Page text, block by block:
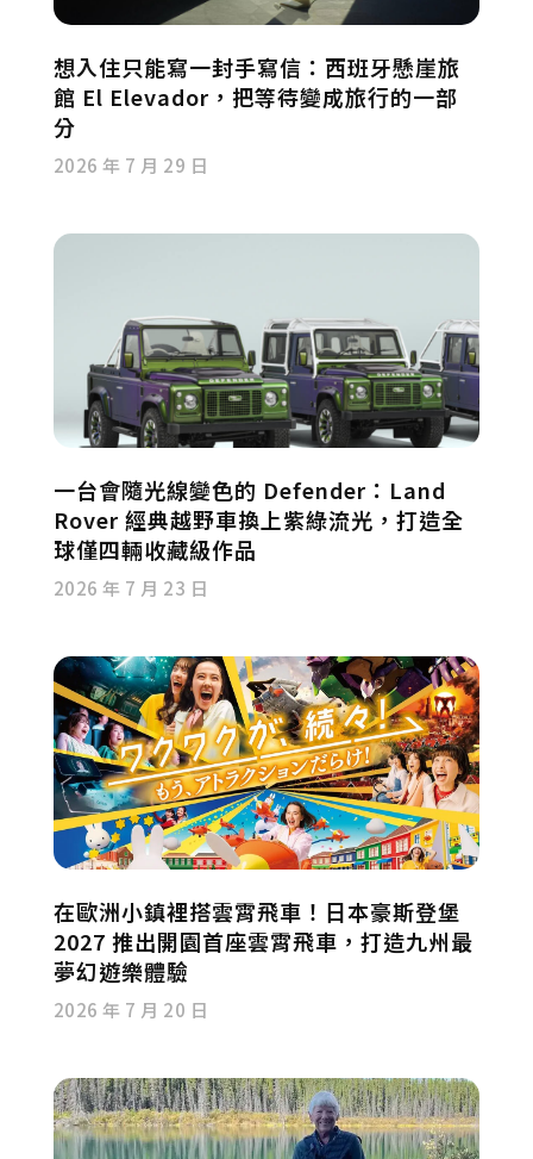
想入住只能寫一封手寫信：西班牙懸崖旅
館 El Elevador，把等待變成旅行的一部
分
2026 年 7 月 29 日
一台會隨光線變色的 Defender：Land
Rover 經典越野車換上紫綠流光，打造全
球僅四輛收藏級作品
2026 年 7 月 23 日
在歐洲小鎮裡搭雲霄飛車！日本豪斯登堡
2027 推出開園首座雲霄飛車，打造九州最
夢幻遊樂體驗
2026 年 7 月 20 日